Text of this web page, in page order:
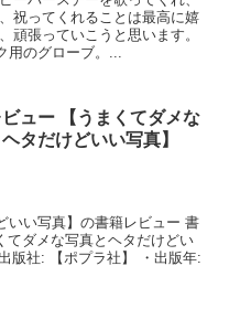
祝ってくれることは最高に嬉
頑張っていこうと思います。
のグローブ。...
ュー 【うまくてダメな
タだけどいい写真】
いい写真】の書籍レビュー 書
てダメな写真とヘタだけどい
版社: 【ポプラ社】 ・出版年: